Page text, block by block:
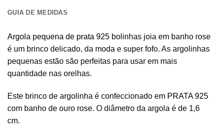
GUIA DE MEDIDAS
Argola pequena de prata 925 bolinhas joia em banho rose
é um brinco delicado, da moda e super fofo. As argolinhas
pequenas estão são perfeitas para usar em mais
quantidade nas orelhas.
Este brinco de argolinha é confeccionado em PRATA 925
com banho de ouro rose. O diâmetro da argola é de 1,6
cm.